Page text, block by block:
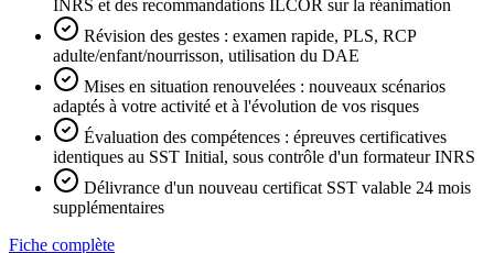
INRS et des recommandations ILCOR sur la réanimation
Révision des gestes : examen rapide, PLS, RCP
adulte/enfant/nourrisson, utilisation du DAE
Mises en situation renouvelées : nouveaux scénarios
adaptés à votre activité et à l'évolution de vos risques
Évaluation des compétences : épreuves certificatives
identiques au SST Initial, sous contrôle d'un formateur INRS
Délivrance d'un nouveau certificat SST valable 24 mois
supplémentaires
Fiche complète